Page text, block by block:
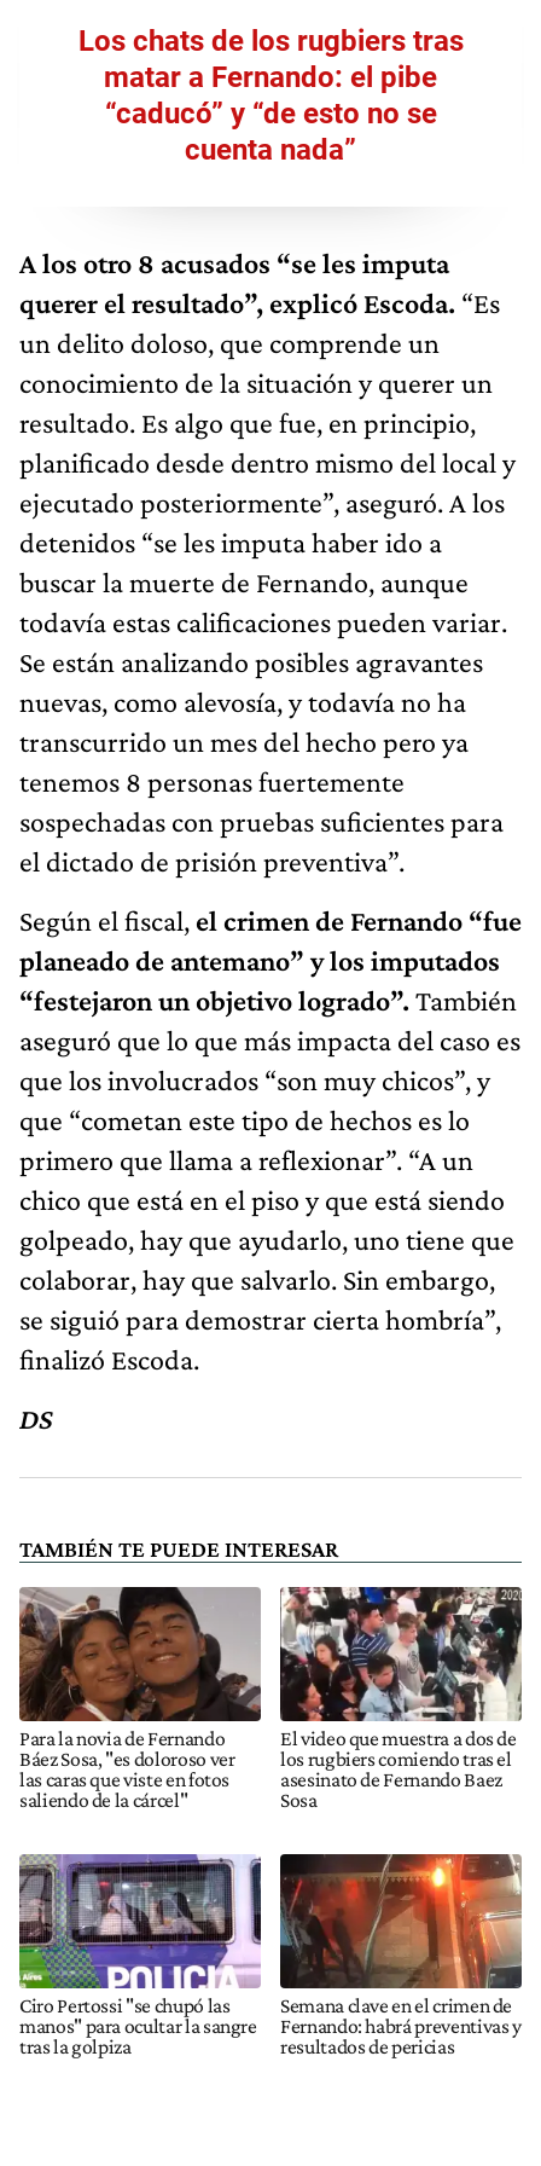
Los chats de los rugbiers tras
matar a Fernando: el pibe
“caducó” y “de esto no se
cuenta nada”
A los otro 8 acusados “se les imputa
querer el resultado”, explicó Escoda. “Es
un delito doloso, que comprende un
conocimiento de la situación y querer un
resultado. Es algo que fue, en principio,
planificado desde dentro mismo del local y
ejecutado posteriormente”, aseguró. A los
detenidos “se les imputa haber ido a
buscar la muerte de Fernando, aunque
todavía estas calificaciones pueden variar.
Se están analizando posibles agravantes
nuevas, como alevosía, y todavía no ha
transcurrido un mes del hecho pero ya
tenemos 8 personas fuertemente
sospechadas con pruebas suficientes para
el dictado de prisión preventiva”.
Según el fiscal, el crimen de Fernando “fue
planeado de antemano” y los imputados
“festejaron un objetivo logrado”. También
aseguró que lo que más impacta del caso es
que los involucrados “son muy chicos”, y
que “cometan este tipo de hechos es lo
primero que llama a reflexionar”. “A un
chico que está en el piso y que está siendo
golpeado, hay que ayudarlo, uno tiene que
colaborar, hay que salvarlo. Sin embargo,
se siguió para demostrar cierta hombría”,
finalizó Escoda.
DS
TAMBIÉN TE PUEDE INTERESAR
Para la novia de Fernando
Báez Sosa, "es doloroso ver
las caras que viste en fotos
saliendo de la cárcel"
El video que muestra a dos de
los rugbiers comiendo tras el
asesinato de Fernando Baez
Sosa
Ciro Pertossi "se chupó las
manos" para ocultar la sangre
tras la golpiza
Semana clave en el crimen de
Fernando: habrá preventivas y
resultados de pericias